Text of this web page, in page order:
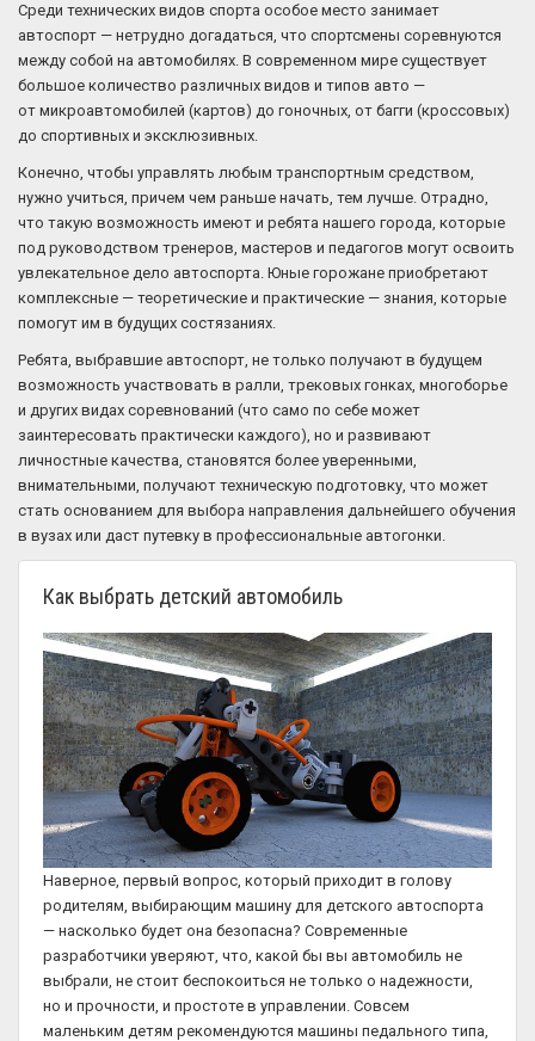
Среди технических видов спорта особое место занимает
автоспорт — нетрудно догадаться, что спортсмены соревнуются
между собой на автомобилях. В современном мире существует
большое количество различных видов и типов авто —
от микроавтомобилей (картов) до гоночных, от багги (кроссовых)
до спортивных и эксклюзивных.
Конечно, чтобы управлять любым транспортным средством,
нужно учиться, причем чем раньше начать, тем лучше. Отрадно,
что такую возможность имеют и ребята нашего города, которые
под руководством тренеров, мастеров и педагогов могут освоить
увлекательное дело автоспорта. Юные горожане приобретают
комплексные — теоретические и практические — знания, которые
помогут им в будущих состязаниях.
Ребята, выбравшие автоспорт, не только получают в будущем
возможность участвовать в ралли, трековых гонках, многоборье
и других видах соревнований (что само по себе может
заинтересовать практически каждого), но и развивают
личностные качества, становятся более уверенными,
внимательными, получают техническую подготовку, что может
стать основанием для выбора направления дальнейшего обучения
в вузах или даст путевку в профессиональные автогонки.
Как выбрать детский автомобиль
Наверное, первый вопрос, который приходит в голову
родителям, выбирающим машину для детского автоспорта
— насколько будет она безопасна? Современные
разработчики уверяют, что, какой бы вы автомобиль не
выбрали, не стоит беспокоиться не только о надежности,
но и прочности, и простоте в управлении. Совсем
маленьким детям рекомендуются машины педального типа,